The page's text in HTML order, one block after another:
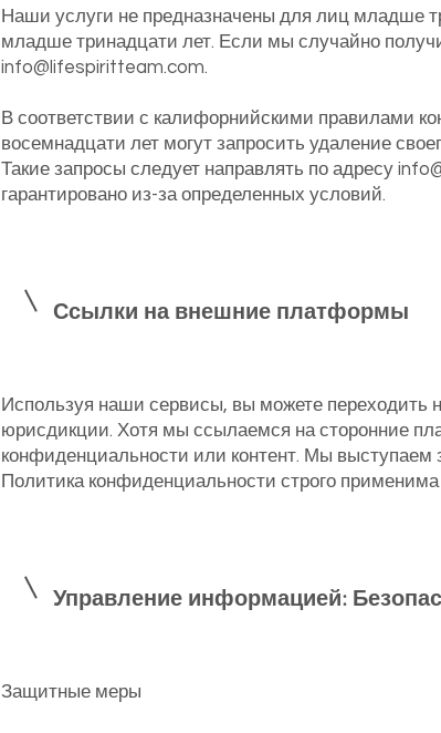
Наши услуги не предназначены для лиц младше
младше тринадцати лет. Если мы случайно
info@lifespiritteam.com.
В соответствии с калифорнийскими правилами
восемнадцати лет могут запросить удаление
Такие запросы следует направлять по адресу
гарантировано из-за определенных условий.
Ссылки на внешние платформы
Используя наши сервисы, вы можете
юрисдикции. Хотя мы ссылаемся на сторонние
конфиденциальности или контент. Мы
Политика конфиденциальности строго
Управление информацией:
Защитные меры